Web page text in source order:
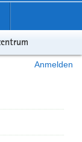
Anmelden